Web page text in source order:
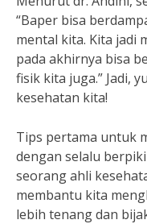
“Baper bisa
mental kita. Kita jadi
pada akhirnya bisa
fisik kita juga.” Jadi,
kesehatan kita!
Tips pertama untuk
dengan selalu
seorang ahli
membantu kita
lebih tenang dan